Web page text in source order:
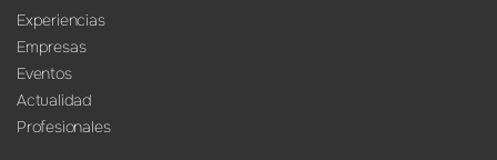
Experiencias
Empresas
Eventos
Actualidad
Profesionales